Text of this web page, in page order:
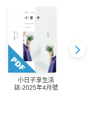
小日子享生活
誌-2025年4月號